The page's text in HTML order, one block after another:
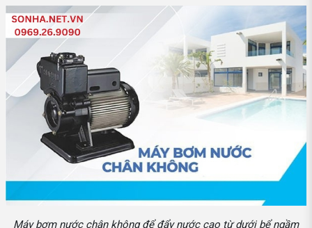
Máy bơm nước chân không để đẩy nước cao từ dưới bể ngầm